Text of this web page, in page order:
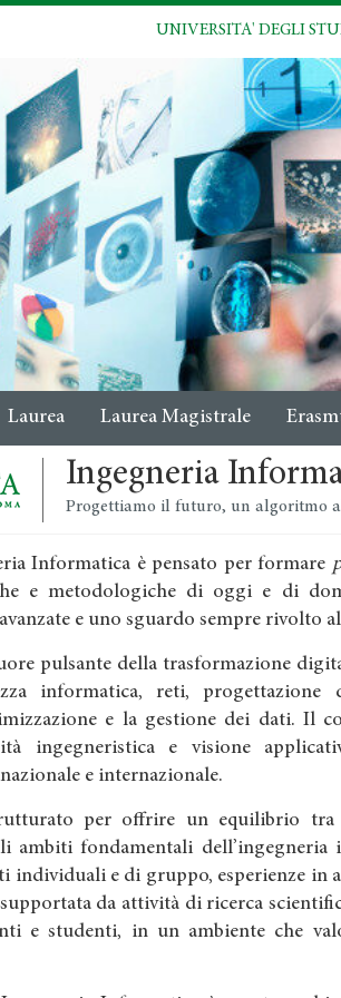
UNIVERSITA' DEGLI
Laurea Laurea Magistrale
Ingegneria
Progettiamo il futuro, un algoritmo
Informatica è pensato per formare
e metodologiche di oggi e di
e uno sguardo sempre rivolto
pulsante della trasformazione
informatica, reti, progettazione
e la gestione dei dati. Il
ingegneristica e visione
e internazionale.
per offrire un equilibrio tra
ambiti fondamentali dell’ingegneria
e di gruppo, esperienze in
da attività di ricerca
e studenti, in un ambiente che